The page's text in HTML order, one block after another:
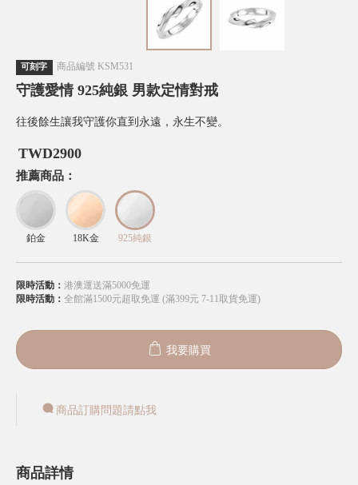
可刻字 商品編號 KSM531
守護愛情 925純銀 男款定情對戒
往後餘生讓我守護你直到永遠，永生不變。
TWD2900
推薦商品：
鉑金 18K金 925純銀
限時活動： 港澳運送滿5000免運
限時活動： 全館滿1500元超取免運 (滿399元 7-11取貨免運)
我要購買
商品訂購問題請點我
商品詳情